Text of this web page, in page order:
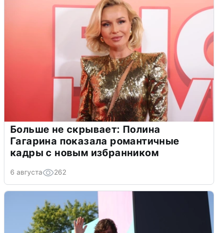
Больше не скрывает: Полина
Гагарина показала романтичные
кадры с новым избранником
6 августа 262